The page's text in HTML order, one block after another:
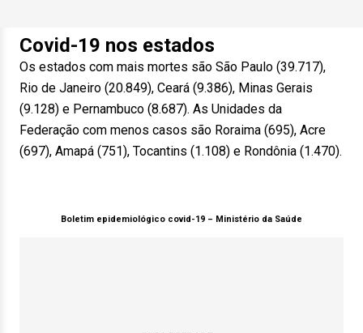
Covid-19 nos estados
Os estados com mais mortes são São Paulo (39.717),
Rio de Janeiro (20.849), Ceará (9.386), Minas Gerais
(9.128) e Pernambuco (8.687). As Unidades da
Federação com menos casos são Roraima (695), Acre
(697), Amapá (751), Tocantins (1.108) e Rondônia (1.470).
Boletim epidemiológico covid-19 – Ministério da Saúde